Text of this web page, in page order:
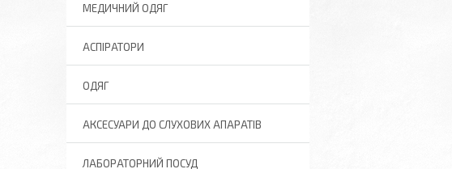
МЕДИЧНИЙ ОДЯГ
АСПІРАТОРИ
ОДЯГ
АКСЕСУАРИ ДО СЛУХОВИХ АПАРАТІВ
ЛАБОРАТОРНИЙ ПОСУД